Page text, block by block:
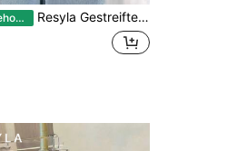
EU Warehouse Resyla Gestreifte digitale Bedruckung, Schleifenstickerei modischer minimalistischer Damen Rundhals T-Shirt, Geschenk für Freunde